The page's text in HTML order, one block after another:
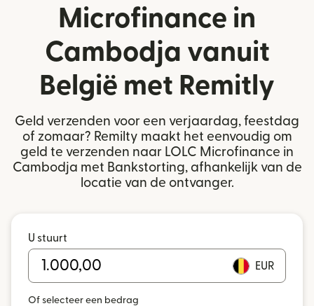
Microfinance in
Cambodja vanuit
België met Remitly
Geld verzenden voor een verjaardag, feestdag
of zomaar? Remilty maakt het eenvoudig om
geld te verzenden naar LOLC Microfinance in
Cambodja met Bankstorting, afhankelijk van de
locatie van de ontvanger.
U stuurt
EUR
Of selecteer een bedrag